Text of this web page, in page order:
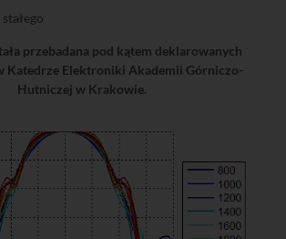
przebadana pod kątem deklarowanych
Katedrze Elektroniki Akademii Górniczo-
Hutniczej w Krakowie.